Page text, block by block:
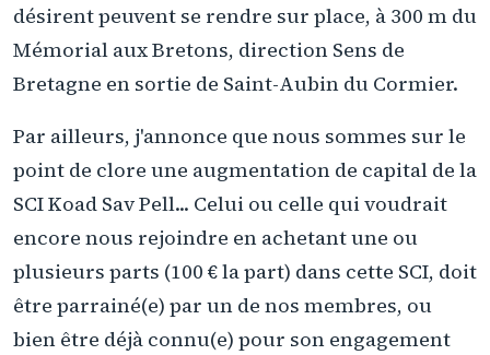
désirent peuvent se rendre sur place, à 300 m du
Mémorial aux Bretons, direction Sens de
Bretagne en sortie de Saint-Aubin du Cormier.
Par ailleurs, j'annonce que nous sommes sur le
point de clore une augmentation de capital de la
SCI Koad Sav Pell... Celui ou celle qui voudrait
encore nous rejoindre en achetant une ou
plusieurs parts (100 € la part) dans cette SCI, doit
être parrainé(e) par un de nos membres, ou
bien être déjà connu(e) pour son engagement